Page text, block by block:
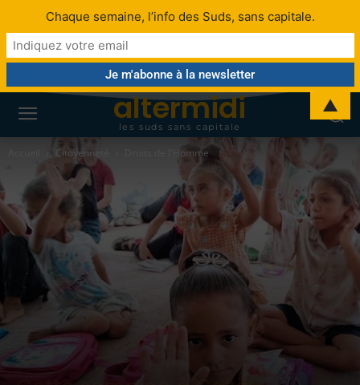
altermidi
les suds sans capitale
Citoyenneté Droits de l'Homme
Chaque semaine, l’info des Suds, sans capitale.
▲